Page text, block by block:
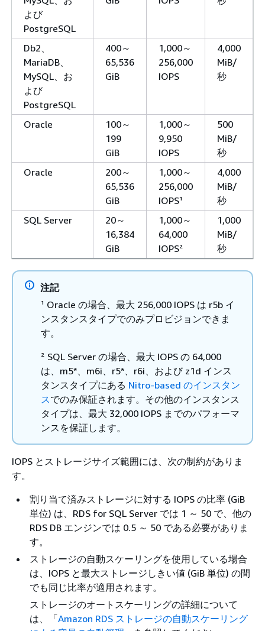
よび
PostgreSQL
Db2、
MariaDB、
MySQL、お
よび
PostgreSQL
400～
65,536
GiB
1,000～
256,000
IOPS
4,000
MiB/
秒
Oracle
100～
199
GiB
1,000～
9,950
IOPS
500
MiB/
秒
Oracle
200～
65,536
GiB
1,000～
256,000
IOPS¹
4,000
MiB/
秒
SQL Server
20～
16,384
GiB
1,000～
64,000
IOPS²
1,000
MiB/
秒
注記
¹ Oracle の場合、最大 256,000 IOPS は r5b イ
ンスタンスタイプでのみプロビジョンできま
す。
² SQL Server の場合、最大 IOPS の 64,000
は、m5*、m6i、r5*、r6i、および z1d インス
タンスタイプにある Nitro-based のインスタン
スでのみ保証されます。その他のインスタンス
タイプは、最大 32,000 IOPS までのパフォーマ
ンスを保証します。
IOPS とストレージサイズ範囲には、次の制約がありま
す。
割り当て済みストレージに対する IOPS の比率 (GiB
単位) は、RDS for SQL Server では 1 ～ 50 で、他の
RDS DB エンジンでは 0.5 ～ 50 である必要がありま
す。
ストレージの自動スケーリングを使用している場合
は、IOPS と最大ストレージしきい値 (GiB 単位) の間
でも同じ比率が適用されます。
ストレージのオートスケーリングの詳細について
は、「Amazon RDS ストレージの自動スケーリング